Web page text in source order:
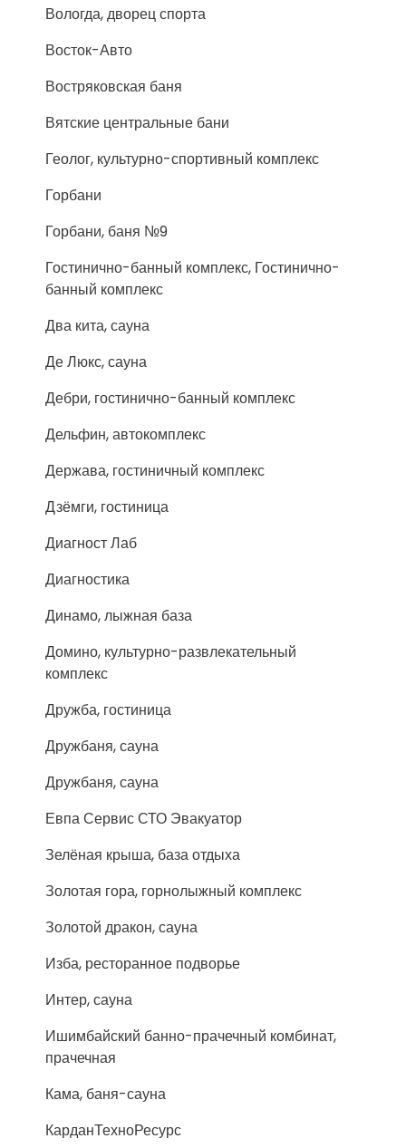
Вологда, дворец спорта
Восток-Авто
Востряковская баня
Вятские центральные бани
Геолог, культурно-спортивный комплекс
Горбани
Горбани, баня №9
Гостинично-банный комплекс, Гостинично-
банный комплекс
Два кита, сауна
Де Люкс, сауна
Дебри, гостинично-банный комплекс
Дельфин, автокомплекс
Держава, гостиничный комплекс
Дзёмги, гостиница
Диагност Лаб
Диагностика
Динамо, лыжная база
Домино, культурно-развлекательный
комплекс
Дружба, гостиница
Дружбаня, сауна
Дружбаня, сауна
Евпа Сервис СТО Эвакуатор
Зелёная крыша, база отдыха
Золотая гора, горнолыжный комплекс
Золотой дракон, сауна
Изба, ресторанное подворье
Интер, сауна
Ишимбайский банно-прачечный комбинат,
прачечная
Кама, баня-сауна
КарданТехноРесурс